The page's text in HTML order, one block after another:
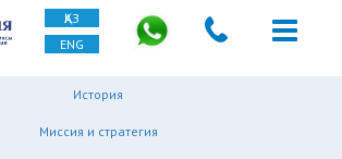
ҚАЗ
ENG
История
Миссия и стратегия